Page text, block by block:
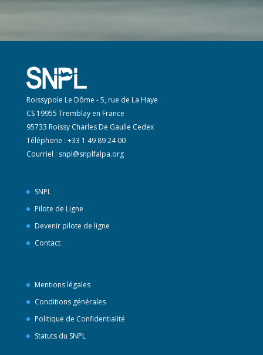
Roissypole Le Dôme - 5, rue de La Haye
CS 19955 Tremblay en France
95733 Roissy Charles De Gaulle Cedex
Téléphone : +33 1 49 89 24 00
Courriel : snpl@snplfalpa.org
SNPL
Pilote de Ligne
Devenir pilote de ligne
Contact
Mentions légales
Conditions générales
Politique de Confidentialité
Statuts du SNPL